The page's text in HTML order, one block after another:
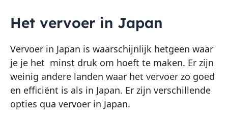
Het vervoer in Japan
Vervoer in Japan is waarschijnlijk hetgeen waar
je je het minst druk om hoeft te maken. Er zijn
weinig andere landen waar het vervoer zo goed
en efficiënt is als in Japan. Er zijn verschillende
opties qua vervoer in Japan.